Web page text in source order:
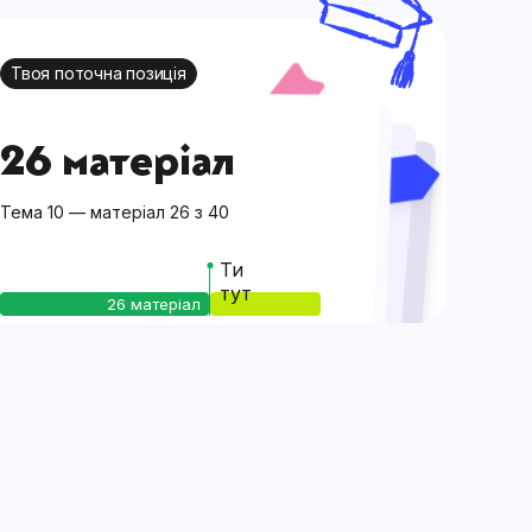
Твоя поточна позиція
26 матеріал
Тема 10 — матеріал 26 з 40
26 матеріал
Ти
тут